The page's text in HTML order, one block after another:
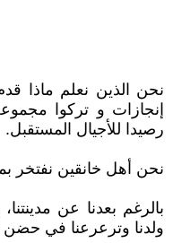
نحن الذين نعلم ماذا قدم
إنجازات و تركوا
رصيدا للأجيال المستقبل.
نحن أهل خانقين نفتخر
بالرغم بعدنا عن
ولدنا وترعرعنا في حضن